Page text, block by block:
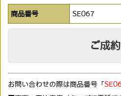
商品番号 SE067
ご成
お問い合わせの際は商品番号「